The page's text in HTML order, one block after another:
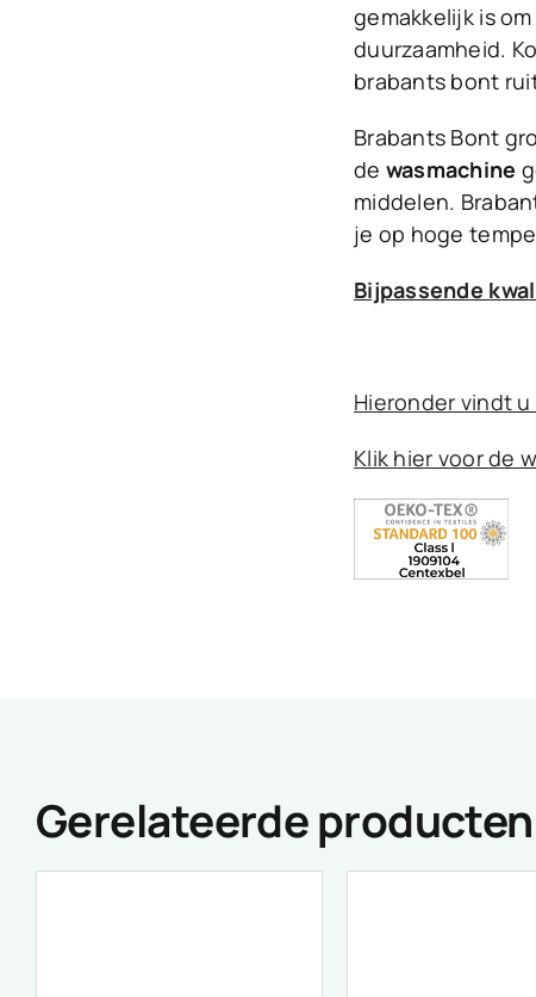
gemakkelijk is
duurzaamheid.
brabants bont
Brabants Bont
de wasmachine
middelen.
je op hoge
Bijpassende
Hieronder vindt u
Klik hier voor de
Gerelateerde producten